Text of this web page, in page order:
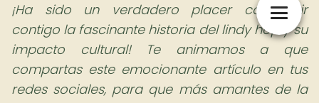
¡Ha sido un verdadero placer compartir
contigo la fascinante historia del lindy hop y su
impacto cultural! Te animamos a que
compartas este emocionante artículo en tus
redes sociales, para que más amantes de la